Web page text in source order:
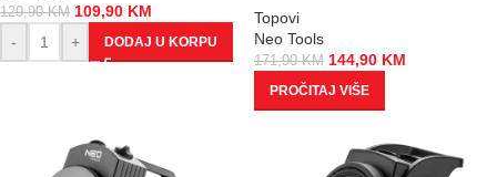
129,90KM 109,90 KM
-
+ DODAJ U KORPU
Topovi
Neo Tools
171,90KM 144,90 KM
PROČITAJ VIŠE